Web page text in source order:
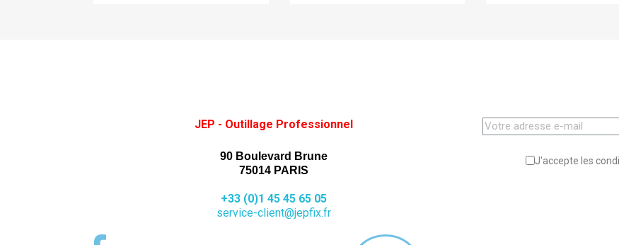
JEP - Outillage Professionnel
90 Boulevard Brune
75014 PARIS
+33 (0)1 45 45 65 05
service-client@jepfix.fr
J'accepte les